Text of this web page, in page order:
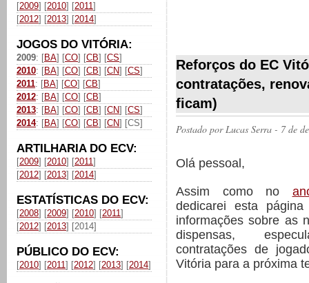
[2009] [2010] [2011]
[2012] [2013] [2014]
JOGOS DO VITÓRIA:
2009: [BA] [CO] [CB] [CS]
2010: [BA] [CO] [CB] [CN] [CS]
2011: [BA] [CO] [CB]
2012: [BA] [CO] [CB]
2013: [BA] [CO] [CB] [CN] [CS]
2014: [BA] [CO] [CB] [CN] [CS]
ARTILHARIA DO ECV:
[2009] [2010] [2011]
[2012] [2013] [2014]
ESTATÍSTICAS DO ECV:
[2008] [2009] [2010] [2011]
[2012] [2013] [2014]
PÚBLICO DO ECV:
[2010] [2011] [2012] [2013] [2014]
Reforços do EC
contratações,
ficam)
Postado porLucas Serra - 7 de
Olá pessoal,
Assim como no
dedicarei esta
informações sobre as
dispensas,
contratações de
Vitória para a próxima